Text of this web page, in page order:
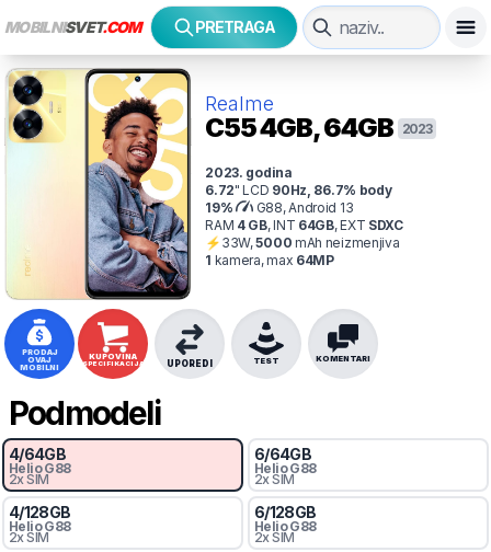
MOBILNISVET.COM PRETRAGA
Realme
C554GB, 64GB 2023
2023. godina
6.72" LCD 90Hz 86.7% body
19%
G88, Android 13
RAM 4GB,INT 64GB,EXT SDXC
⚡ 33W,5000 mAh neizmenjiva
1 kamera, max 64MP
PRODAJ
OVAJ
MOBILNI
KUPOVINA
SPECIFIKACIJA TEST KOMENTARI
UPOREDI
Podmodeli
4/64GB
Helio G88
2x SIM
6/64GB
Helio G88
2x SIM
4/128GB
Helio G88
2x SIM
6/128GB
Helio G88
2x SIM